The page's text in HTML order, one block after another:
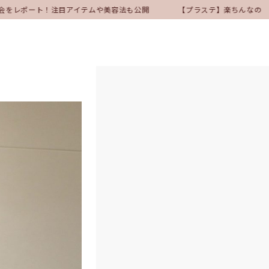
ポート！注目アイテムや美容法も公開 【プラステ】楽ちんなのに